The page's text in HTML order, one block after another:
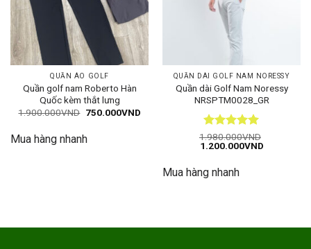
QUẦN ÁO GOLF
Quần golf nam Roberto Hàn
Quốc kèm thắt lưng
1.900.000VND Giá
1.900.000VND.
750.000VNDGiá
Mua hàng nhanh
QUẦN DÀI GOLF NAM NORESSY
Quần dài Golf Nam Noressy
NRSPTM0028_GR
Được xếp
hạng55
1.980.000VND
Giá
1.980.000VND.
1.200.000VNDGiá
Mua hàng nhanh